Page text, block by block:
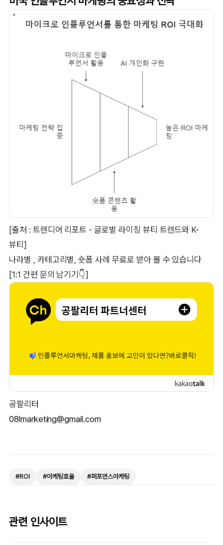
[출처 : 트렌디어 리포트 - 글로벌 라이징 뷰티 트렌드와 K-
뷰티]
나라별 , 카테고리별, 숏폼 사례 무료로 받아 볼 수 있습니다
[1:1 간편 문의 남기기👇]
공팔리터
08lmarketing@gmail.com
#ROI #마케팅효율 #퍼포먼스마케팅
관련 인사이트